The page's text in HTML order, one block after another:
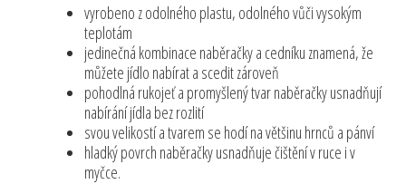
vyrobeno z odolného plastu, odolného vůči vysokým
teplotám
jedinečná kombinace naběračky a cedníku znamená, že
můžete jídlo nabírat a scedit zároveň
pohodlná rukojeť a promyšlený tvar naběračky usnadňují
nabírání jídla bez rozlití
svou velikostí a tvarem se hodí na většinu hrnců a pánví
hladký povrch naběračky usnadňuje čištění v ruce i v
myčce.